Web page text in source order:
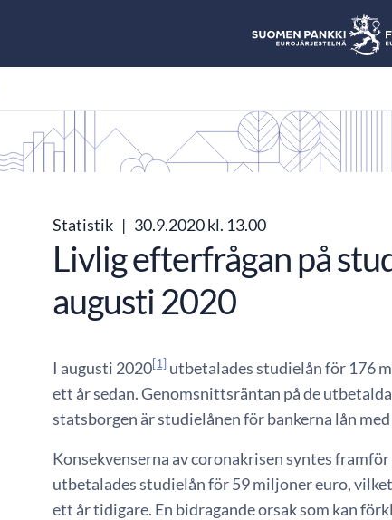
Statistik | 30.9.2020 kl. 13.00
Livlig efterfrågan på
augusti 2020
I augusti 2020[1] utbetalades studielån för 176
ett år sedan. Genomsnittsräntan på de
statsborgen är studielånen för bankerna lån
Konsekvenserna av coronakrisen syntes
utbetalades studielån för 59 miljoner euro,
ett år tidigare. En bidragande orsak som kan